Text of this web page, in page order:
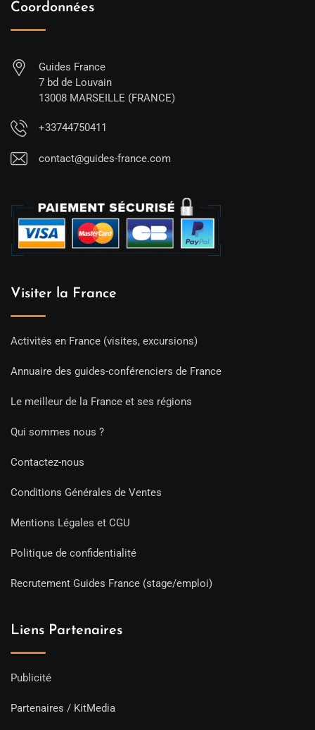
Coordonnées
Guides France
7 bd de Louvain
13008 MARSEILLE (FRANCE)
+33744750411
contact@guides-france.com
Visiter la France
Activités en France (visites, excursions)
Annuaire des guides-conférenciers de France
Le meilleur de la France et ses régions
Qui sommes nous ?
Contactez-nous
Conditions Générales de Ventes
Mentions Légales et CGU
Politique de confidentialité
Recrutement Guides France (stage/emploi)
Liens Partenaires
Publicité
Partenaires / KitMedia